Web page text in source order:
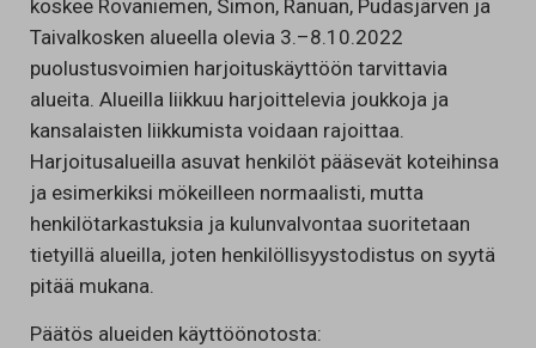
koskee Rovaniemen, Simon, Ranuan, Pudasjärven ja
Taivalkosken alueella olevia 3.–8.10.2022
puolustusvoimien harjoituskäyttöön tarvittavia
alueita. Alueilla liikkuu harjoittelevia joukkoja ja
kansalaisten liikkumista voidaan rajoittaa.
Harjoitusalueilla asuvat henkilöt pääsevät koteihinsa
ja esimerkiksi mökeilleen normaalisti, mutta
henkilötarkastuksia ja kulunvalvontaa suoritetaan
tietyillä alueilla, joten henkilöllisyystodistus on syytä
pitää mukana.
Päätös alueiden käyttöönotosta: